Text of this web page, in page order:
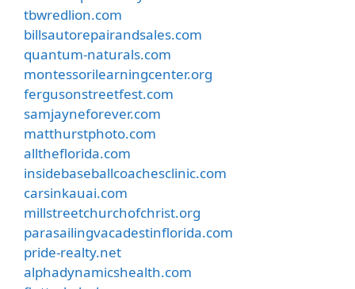
tbwredlion.com
billsautorepairandsales.com
quantum-naturals.com
montessorilearningcenter.org
fergusonstreetfest.com
samjayneforever.com
matthurstphoto.com
alltheflorida.com
insidebaseballcoachesclinic.com
carsinkauai.com
millstreetchurchofchrist.org
parasailingvacadestinflorida.com
pride-realty.net
alphadynamicshealth.com